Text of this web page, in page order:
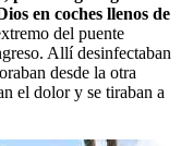
en coches llenos de
del puente
Allí desinfectaban
desde la otra
el dolor y se tiraban a